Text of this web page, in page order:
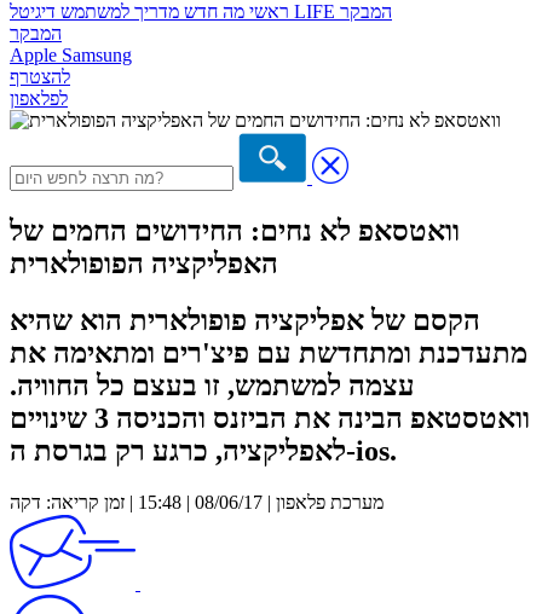
ראשי מה חדש מדריך למשתמש דיגיטל LIFE המבקר
המבקר
Apple Samsung
להצטרף
לפלאפון
וואטסאפ לא נחים: החידושים החמים של
האפליקציה הפופולארית
הקסם של אפליקציה פופולארית הוא שהיא
מתעדכנת ומתחדשת עם פיצ'רים ומתאימה את
עצמה למשתמש, זו בעצם כל החוויה.
וואטסטאפ הבינה את הביזנס והכניסה 3 שינויים
לאפליקציה, כרגע רק בגרסת ה-ios.
מערכת פלאפון | 08/06/17 | 15:48 | זמן קריאה: דקה